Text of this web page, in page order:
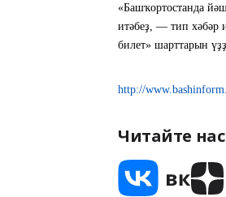
«Башҡортостанда
итәбеҙ, — тип хәбәр
билет» шарттарын
http://
Читайте нас